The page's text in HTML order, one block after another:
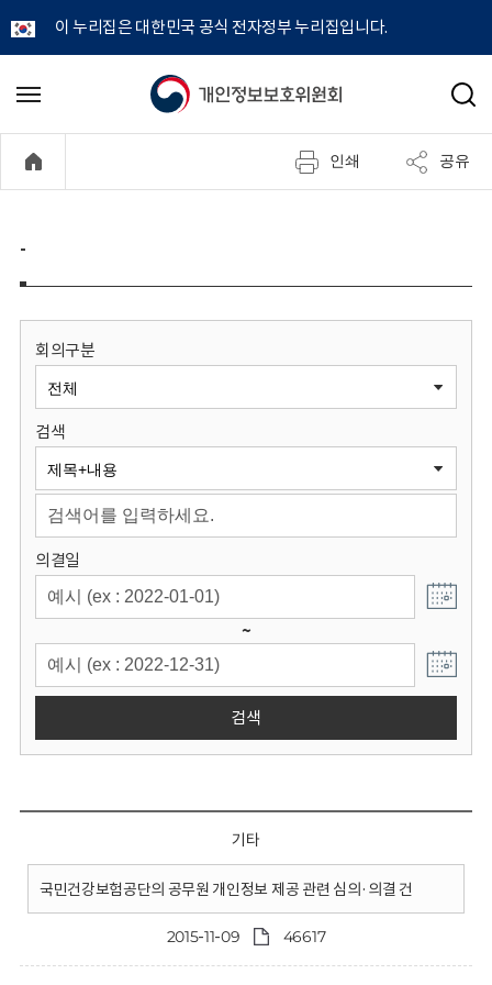
이 누리집은 대한민국 공식 전자정부 누리집입니다.
개
정
보
원
회
메
기
검
인쇄 공유
-
회의구분
검색
의결일
~
검색
기타
국민건강보험공단의 공무원 개인정보 제공 관련 심의·의결 건
2015-11-09 46617